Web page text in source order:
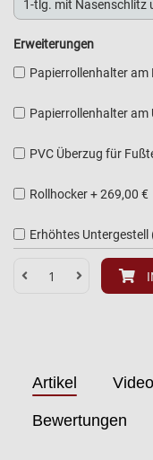
Erweiterungen
Papierrollenhalter am
Papierrollenhalter am
PVC Überzug für
Rollhocker+269,00 €
Erhöhtes Untergestell
Artikel
Bewertungen